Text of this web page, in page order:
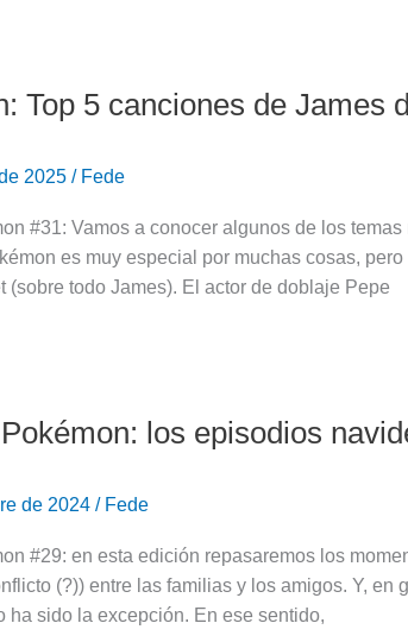
Top 5 canciones de James
2025 / Fede
#31: Vamos a conocer algunos de los
es muy especial por muchas cosas,
(sobre todo James). El actor de doblaje Pepe
los episodios
de 2024 / Fede
#29: en esta edición repasaremos los
(?)) entre las familias y los amigos. Y,
ha sido la excepción. En ese sentido,